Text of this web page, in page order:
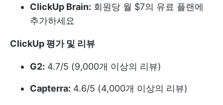
ClickUp Brain: 회원당 월 $7의 유료 플랜에
추가하세요
ClickUp 평가 및 리뷰
G2: 4.7/5 (9,000개 이상의 리뷰)
Capterra: 4.6/5 (4,000개 이상의 리뷰)